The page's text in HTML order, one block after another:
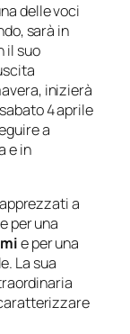
delle voci
sarà in
il suo
inizierà
4 aprile
a
e in
a
per una
e per una
La sua